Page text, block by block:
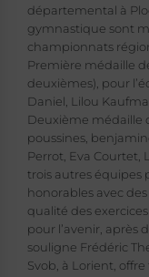
départemental à
gymnastique sont
championnats
Première médaille
deuxièmes), pour
Daniel, Lilou
Deuxième médaille
poussines,
Perrot, Eva Courtet,
trois autres équipes
honorables avec
qualité des
pour l’avenir, après
souligne Frédéric
Svob, à Lorient,